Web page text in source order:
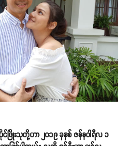
ဖြိုးသုတို့ဟာ ၂၀၁၉ ခုနှစ် ဇန်နဝါရီလ ၁